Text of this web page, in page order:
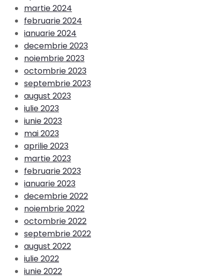
martie 2024
februarie 2024
ianuarie 2024
decembrie 2023
noiembrie 2023
octombrie 2023
septembrie 2023
august 2023
iulie 2023
iunie 2023
mai 2023
aprilie 2023
martie 2023
februarie 2023
ianuarie 2023
decembrie 2022
noiembrie 2022
octombrie 2022
septembrie 2022
august 2022
iulie 2022
iunie 2022